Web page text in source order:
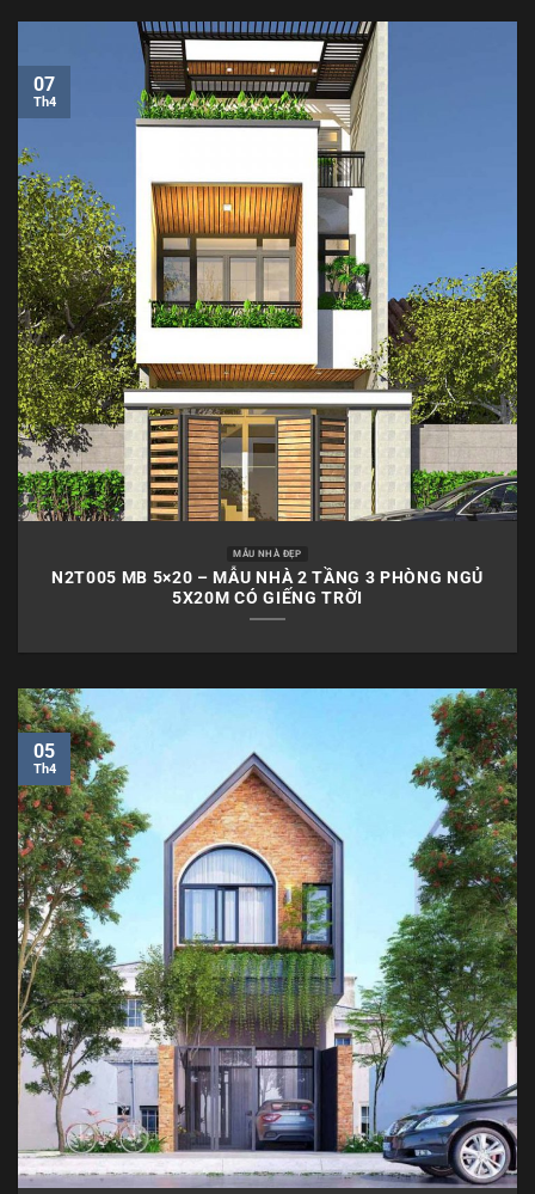
MẪU NHÀ ĐẸP
N2T005 MB 5×20 – MẪU NHÀ 2 TẦNG 3 PHÒNG NGỦ
5X20M CÓ GIẾNG TRỜI
07
Th4
05
Th4